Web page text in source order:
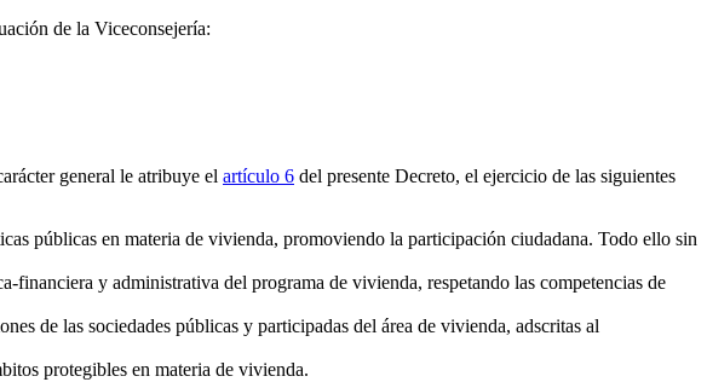
de la Viceconsejería:
general le atribuye el artículo 6 del presente Decreto, el ejercicio de las siguientes
públicas en materia de vivienda, promoviendo la participación ciudadana. Todo ello sin
y administrativa del programa de vivienda, respetando las competencias de
de las sociedades públicas y participadas del área de vivienda, adscritas al
protegibles en materia de vivienda.